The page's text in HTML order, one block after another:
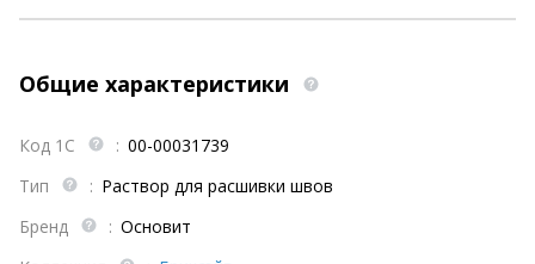
Общие характеристики
Код 1С : 00-00031739
Тип
: Раствор для расшивки швов
Бренд
: Основит